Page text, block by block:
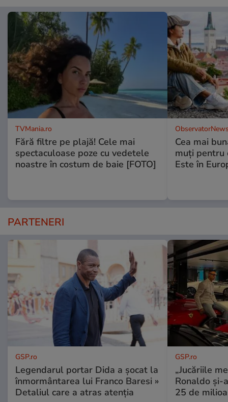
TVMania.ro
Fără filtre pe plajă! Cele mai
spectaculoase poze cu vedetele
noastre în costum de baie [FOTO]
Cea mai
muţi pentru
Este în
PARTENERI
GSP.ro
Legendarul portar Dida a șocat la
înmormântarea lui Franco Baresi »
Detaliul care a atras atenția
GSP.ro
„Jucăriile
Ronaldo și-
25 de